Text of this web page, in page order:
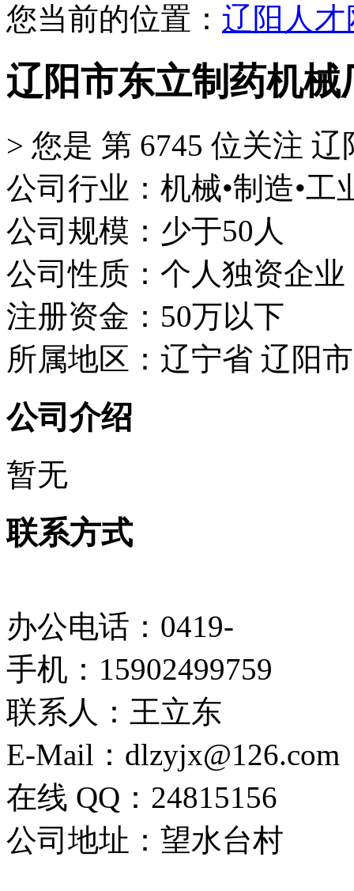
您当前的位置： 辽阳人才
辽阳市东立制药机械
> 您是 第 6745 位关注 辽
公司行业：机械•制造•工
公司规模：少于50人
公司性质：个人独资企业
注册资金：50万以下
所属地区：辽宁省 辽阳市
公司介绍
暂无
联系方式
办公电话：0419-
手机：15902499759
联系人：王立东
E-Mail：dlzyjx@126.com
在线 QQ：24815156
公司地址：望水台村